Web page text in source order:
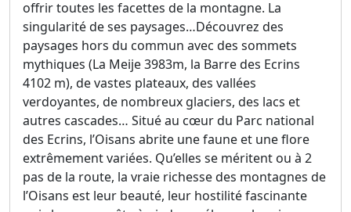
offrir toutes les facettes de la montagne. La
singularité de ses paysages…Découvrez des
paysages hors du commun avec des sommets
mythiques (La Meije 3983m, la Barre des Ecrins
4102 m), de vastes plateaux, des vallées
verdoyantes, de nombreux glaciers, des lacs et
autres cascades… Situé au cœur du Parc national
des Ecrins, l’Oisans abrite une faune et une flore
extrêmement variées. Qu’elles se méritent ou à 2
pas de la route, la vraie richesse des montagnes de
l’Oisans est leur beauté, leur hostilité fascinante